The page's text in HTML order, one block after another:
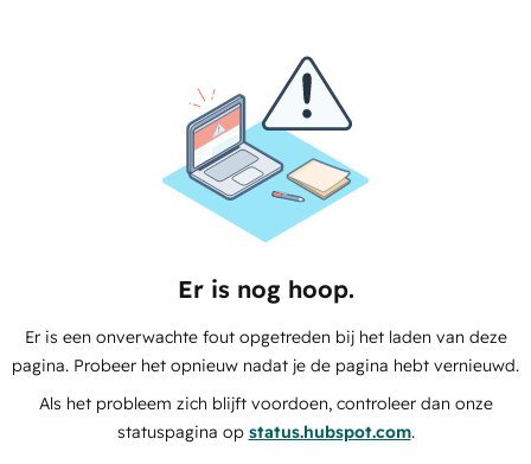
Er is nog hoop.
Er is een onverwachte fout opgetreden bij het laden van deze
pagina. Probeer het opnieuw nadat je de pagina hebt vernieuwd.
Als het probleem zich blijft voordoen, controleer dan onze
statuspagina op status.hubspot.com.